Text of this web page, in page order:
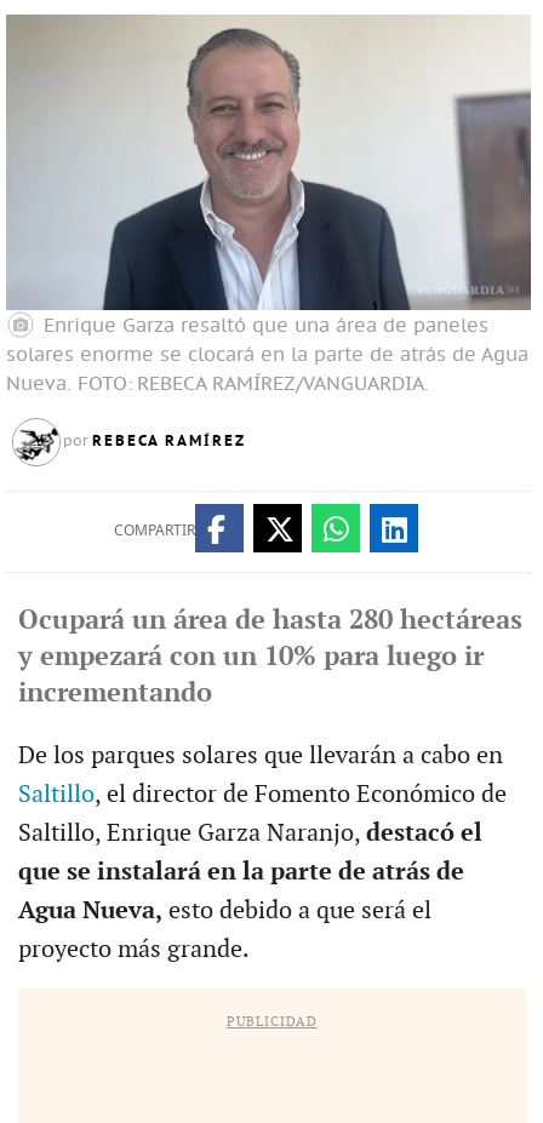
Enrique Garza resaltó que una área de paneles
solares enorme se clocará en la parte de atrás de Agua
Nueva. FOTO: REBECA RAMÍREZ/VANGUARDIA.
por REBECA RAMÍREZ
COMPARTIR
Ocupará un área de hasta 280 hectáreas
y empezará con un 10% para luego ir
incrementando
De los parques solares que llevarán a cabo en
Saltillo, el director de Fomento Económico de
Saltillo, Enrique Garza Naranjo, destacó el
que se instalará en la parte de atrás de
Agua Nueva, esto debido a que será el
proyecto más grande.
PUBLICIDAD